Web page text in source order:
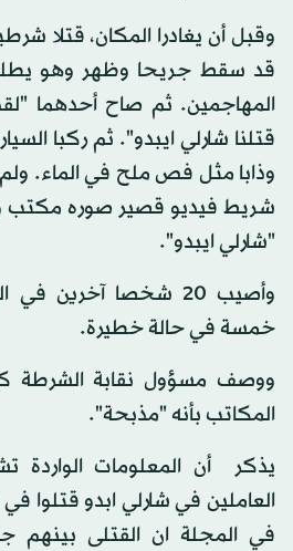
وقبل أن يغادرا المكان، قتلا
قد سقط جريحا وظهر وهو
المهاجمين. ثم صاح أحدهما
قتلنا شارلي ايبدو". ثم ركبا
وذابا مثل فص ملح في الماء.
شريط فيديو قصير صوره مكتب
"شارلي ايبدو".
وأصيب 20 شخصا آخرين
خمسة في حالة خطيرة.
ووصف مسؤول نقابة الشرطة
المكاتب بأنه "مذبحة".
يذكر أن المعلومات الواردة
العاملين في شارلي ابدو قتلوا
في المجلة ان القتلى بينهم